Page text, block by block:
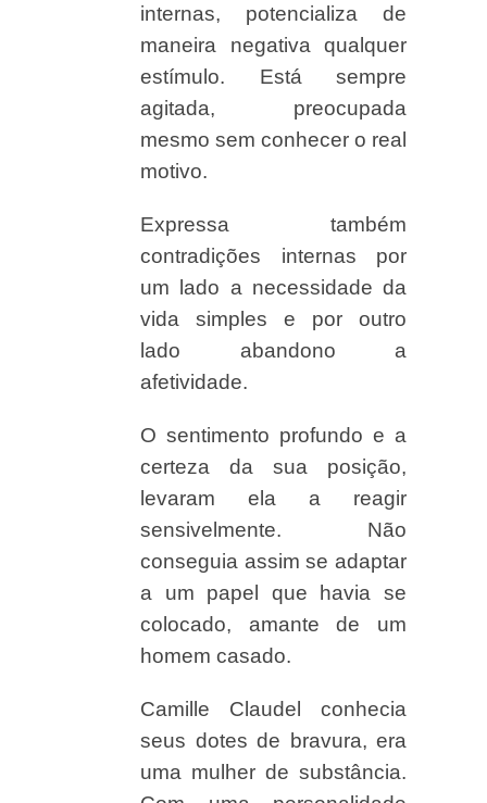
internas, potencializa de
maneira negativa qualquer
estímulo. Está sempre
agitada, preocupada
mesmo sem conhecer o real
motivo.
Expressa também
contradições internas por
um lado a necessidade da
vida simples e por outro
lado abandono a
afetividade.
O sentimento profundo e a
certeza da sua posição,
levaram ela a reagir
sensivelmente. Não
conseguia assim se adaptar
a um papel que havia se
colocado, amante de um
homem casado.
Camille Claudel conhecia
seus dotes de bravura, era
uma mulher de substância.